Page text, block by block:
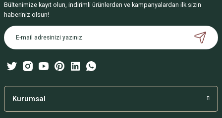
Ürün resmi kalitesiz, bozuk veya görüntülenemiyor.
Ürün açıklamasında eksik bilgiler bulunuyor.
Ürün bilgilerinde hatalar bulunuyor.
Bu ürüne benzer farklı alternatifler olmalı.
Bültenimize kayıt olun, indirimli ürünlerden ve kampanyalardan ilk sizin
haberiniz olsun!
Kurumsal